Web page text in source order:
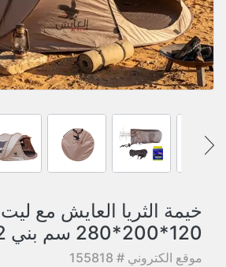
خيمة الثريا العايش مع
120*200*280 سم بني MT-24-2
موقع الكتروني # 155818